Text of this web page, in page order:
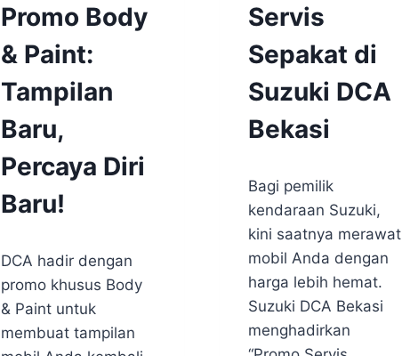
&
SUZUKI
BEKASI
|
BERITA
&
EVENT
BERITA
SUZUKI
|
PROMO
TERBARU
|
Promo Body
& Paint:
Tampilan
Baru,
Percaya Diri
Baru!
webmaster
DCA hadir dengan
promo khusus Body
& Paint untuk
membuat tampilan
|
&
SPAREPART
SUZUKI
BEKASI
|
BERITA
|
BERITA
EVENT
SUZUKI
BEKASI
|
PROMO
TERBARU
Servis
Sepakat di
Suzuki DCA
Bekasi
webmaster
Bagi pemilik
kendaraan Suzuki,
kini saatnya merawat
mobil Anda dengan
harga lebih hemat.
Suzuki DCA Bekasi
menghadirkan